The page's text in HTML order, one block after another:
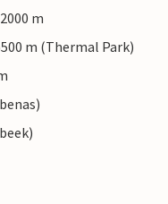
m
m (Thermal Park)